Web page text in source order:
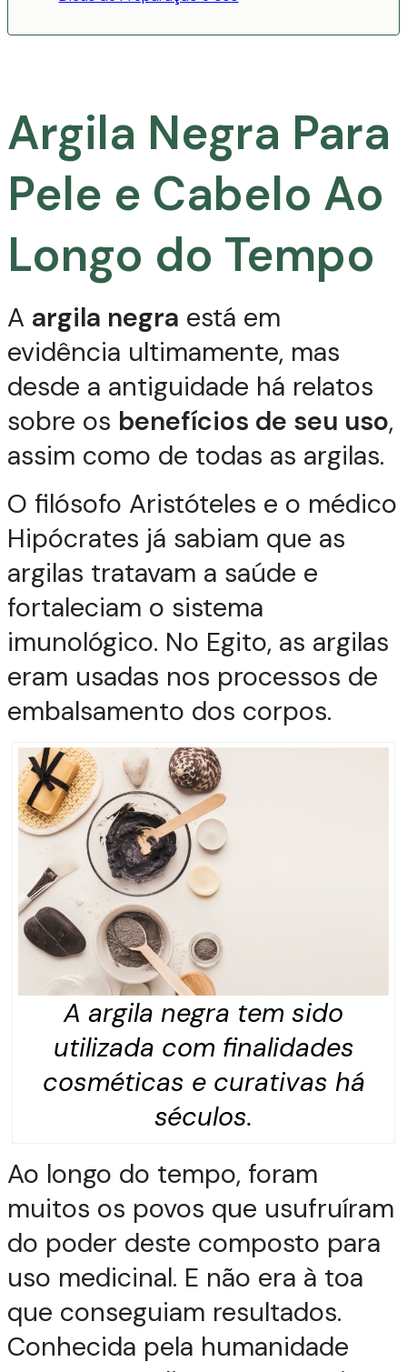
Argila Negra Para
Pele e Cabelo Ao
Longo do Tempo
A argila negra está em
evidência ultimamente, mas
desde a antiguidade há relatos
sobre os benefícios de seu uso,
assim como de todas as argilas.
O filósofo Aristóteles e o médico
Hipócrates já sabiam que as
argilas tratavam a saúde e
fortaleciam o sistema
imunológico. No Egito, as argilas
eram usadas nos processos de
embalsamento dos corpos.
A argila negra tem sido
utilizada com finalidades
cosméticas e curativas há
séculos.
Ao longo do tempo, foram
muitos os povos que usufruíram
do poder deste composto para
uso medicinal. E não era à toa
que conseguiam resultados.
Conhecida pela humanidade